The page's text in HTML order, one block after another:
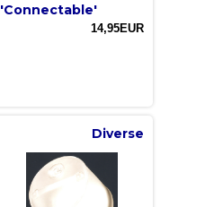
'Connectable'
14,95EUR
Diverse